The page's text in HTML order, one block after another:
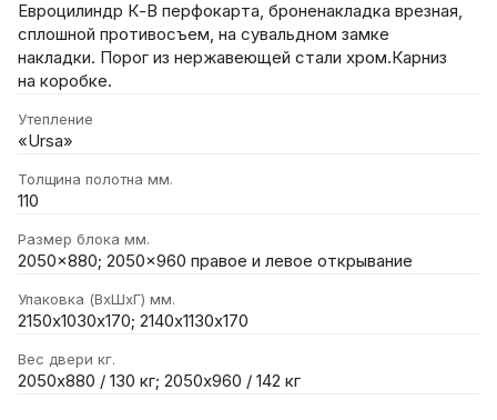
Евроцилиндр К-В перфокарта, броненакладка врезная,
сплошной противосъем, на сувальдном замке
накладки. Порог из нержавеющей стали хром.Карниз
на коробке.
Утепление
«Ursa»
Толщина полотна мм.
110
Размер блока мм.
2050x880; 2050x960 правое и левое открывание
Упаковка (ВхШхГ) мм.
2150х1030х170; 2140х1130х170
Вес двери кг.
2050х880 / 130 кг; 2050х960 / 142 кг